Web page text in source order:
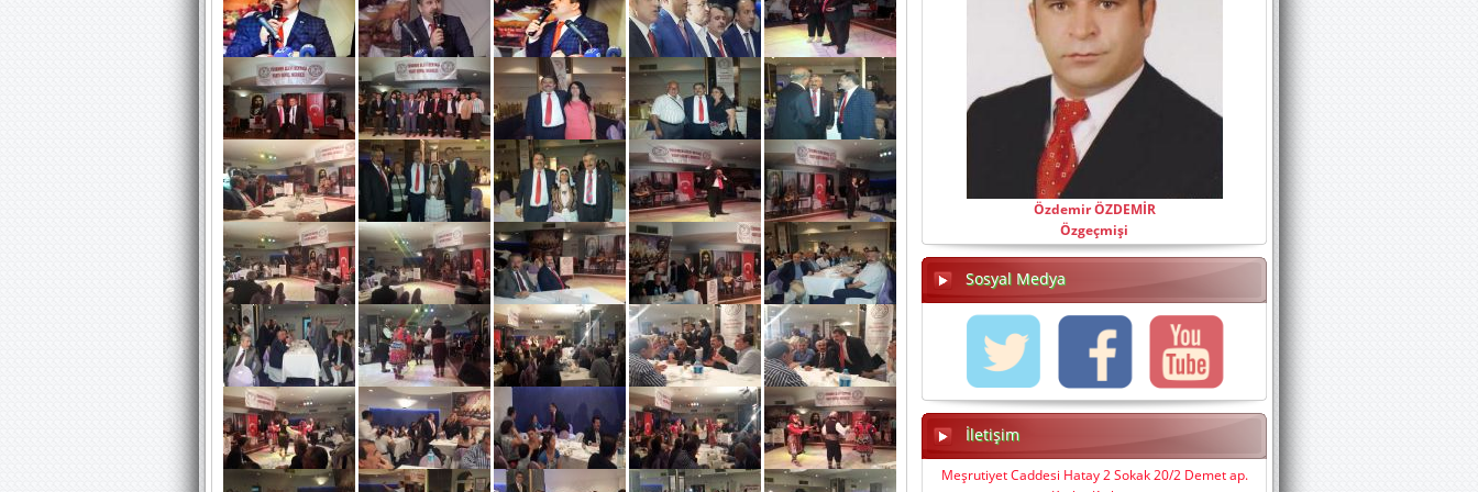
Özdemir ÖZDEMİR
Özgeçmişi
Sosyal Medya
İletişim
Meşrutiyet Caddesi Hatay 2 Sokak 20/2 Demet ap.